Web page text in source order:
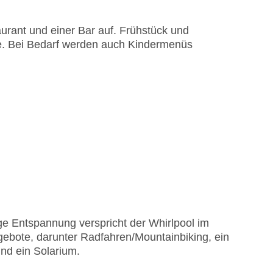
und einer Bar auf. Frühstück und
Bei Bedarf werden auch Kindermenüs
Entspannung verspricht der Whirlpool im
darunter Radfahren/Mountainbiking, ein
ein Solarium.